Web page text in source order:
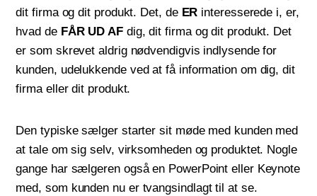
dit firma og dit produkt. Det, de ER interesserede i, er,
hvad de FÅR UD AFdig, dit firma og dit produkt. Det
er som skrevet aldrig nødvendigvis indlysende for
kunden, udelukkende ved at få information om dig, dit
firma eller dit produkt.
Den typiske sælger starter sit møde med kunden med
at tale om sig selv, virksomheden og produktet. Nogle
gange har sælgeren også en PowerPoint eller Keynote
med, som kunden nu er tvangsindlagt til at se.